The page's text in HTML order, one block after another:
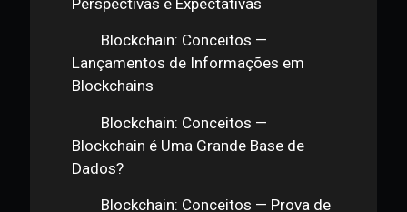
Características e Aplicabilidade
Blockchain: Conceitos — Virando
a Chave
Economic Forum: Blockchain
Blockchain: Conceitos —
Perspectivas e Expectativas